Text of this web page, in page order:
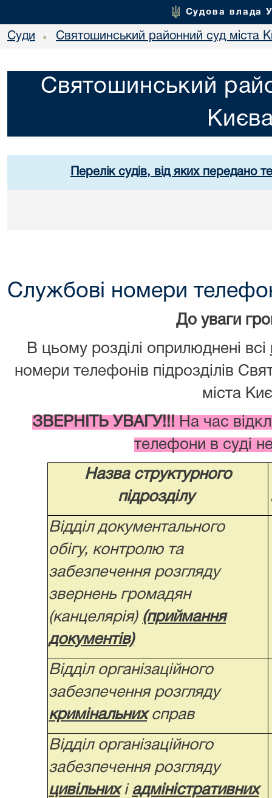
Судова влада
Суди • Святошинський районний суд міста
Святошинський
Перелік судів, від яких передано
Службові номери
До уваги
В цьому розділі оприлюднені всі
номери телефонів підрозділів
міста
ЗВЕРНІТЬ УВАГУ!!! На час
телефони в суді
Назва структурного
підрозділу
Відділ документального
обігу, контролю та
забезпечення розгляду
звернень громадян
(канцелярія) (приймання
документів)
Відділ організаційного
забезпечення розгляду
кримінальнихсправ
Відділ організаційного
забезпечення розгляду
цивільнихі адміністративних